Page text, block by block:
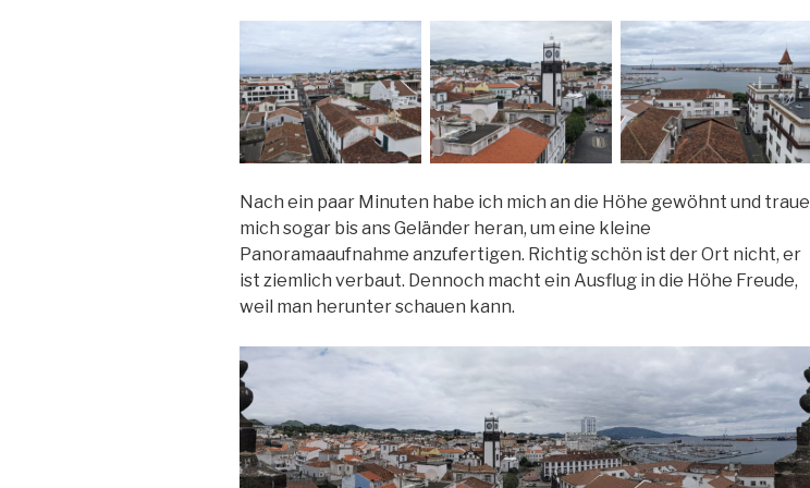
Nach ein paar Minuten habe ich mich an die Höhe gewöhnt und traue
mich sogar bis ans Geländer heran, um eine kleine
Panoramaaufnahme anzufertigen. Richtig schön ist der Ort nicht, er
ist ziemlich verbaut. Dennoch macht ein Ausflug in die Höhe Freude,
weil man herunter schauen kann.